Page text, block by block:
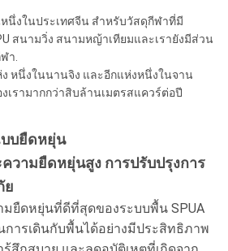
นึ่งในประเทศจีน สําหรับวัสดุกีฬาที่มี
สนามวิ่ง สนามหญ้าเทียมและเรายังมีส่วน
า.
หนึ่งในนานจิง และอีกแห่งหนึ่งในจาน
เรามากกว่าสิบล้านเมตรสแควร์ต่อปี
บบยืดหยุ่น
วามยืดหยุ่นสูง การปรับปรุงการ
ย
ยืดหยุ่นที่ดีที่สุดของระบบพื้น SPUA
ารเดินกับพื้นได้อย่างมีประสิทธิภาพ